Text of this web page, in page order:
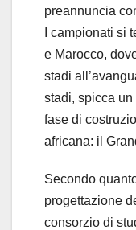
preannuncia
I campionati si
e Marocco,
stadi
stadi, spicca
fase di
africana: il
Secondo
progettazione
consorzio di